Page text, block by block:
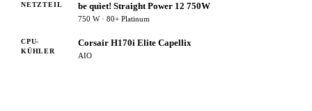
NETZTEIL be quiet! Straight Power 12 750W
750 W · 80+ Platinum
CPU-
KÜHLER
Corsair H170i Elite Capellix
AIO